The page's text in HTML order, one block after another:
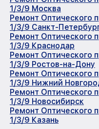
1/3/9 Москва
Ремонт Оптического
1/3/9 Санкт-
Ремонт Оптического
1/3/9 Краснодар
Ремонт Оптического
1/3/9 Ростов-на-Дону
Ремонт Оптического
1/3/9 Нижний
Ремонт Оптического
1/3/9 Новосибирск
Ремонт Оптического
1/3/9 Казань